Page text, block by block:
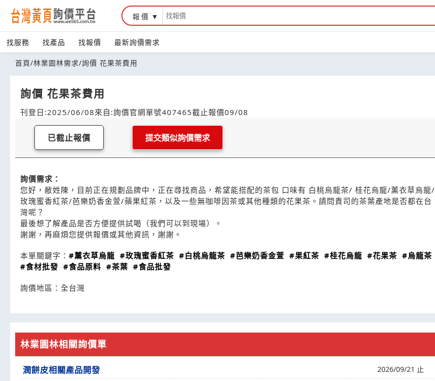
報價
找服務 找產品 找報價 最新詢價需求
首頁/林業園林需求/詢價 花果茶費用
詢價 花果茶費用
刊登日:2025/06/08來自:詢價官網單號407465截止報價09/08
已截止報價 提交類似詢價需求
詢價需求：
您好，敝姓陳，目前正在規劃品牌中，正在尋找商品，希望能搭配的茶包 口味有 白桃烏龍茶/ 桂花烏龍/薰衣草烏龍/
玫瑰蜜香紅茶/芭樂奶香金萱/蘋果紅茶，以及一些無咖啡因茶或其他種類的花果茶。請問貴司的茶葉產地是否都在台
灣呢？
最後想了解產品是否方便提供試喝（我們可以到現場）。
謝謝，再麻煩您提供報價或其他資訊，謝謝。
本單關鍵字： #薰衣草烏龍 #玫瑰蜜香紅茶 #白桃烏龍茶 #芭樂奶香金萱 #果紅茶 #桂花烏龍 #花果茶 #烏龍茶
#食材批發 #食品原料 #茶葉 #食品批發
詢價地區： 全台灣
林業園林相關詢價單
潤餅皮相關產品開發 2026/09/21 止